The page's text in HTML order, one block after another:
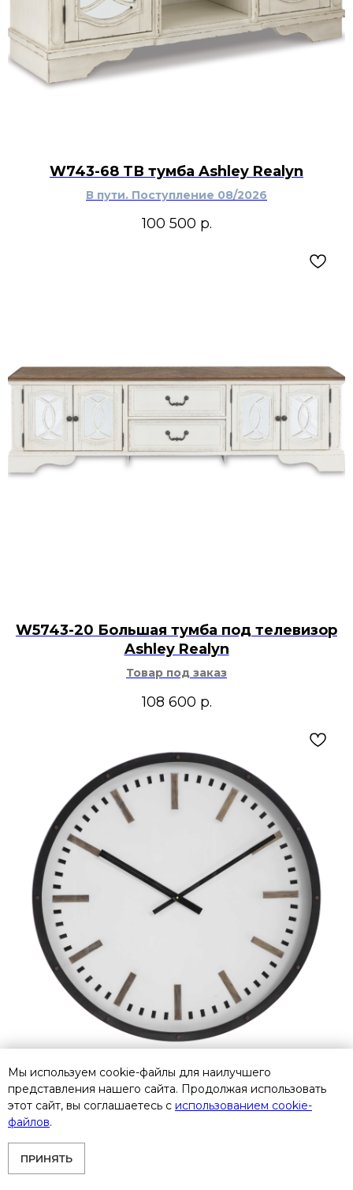
W743-68 ТВ тумба Ashley Realyn
В пути. Поступление 08/2026
100 500 р.
W5743-20 Большая тумба под телевизор
Ashley Realyn
Товар под заказ
108 600 р.
Настенные часы Uttermost Fleming 06103
Мы используем cookie-файлы для наилучшего
представления нашего сайта. Продолжая использовать
этот сайт, вы соглашаетесь с использованием cookie-
файлов.
ПРИНЯТЬ